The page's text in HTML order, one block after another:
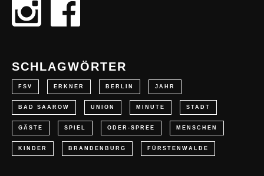
SCHLAGWÖRTER
FSV ERKNER BERLIN JAHR
BAD SAAROW UNION MINUTE STADT
GÄSTE SPIEL ODER-SPREE MENSCHEN
KINDER BRANDENBURG FÜRSTENWALDE